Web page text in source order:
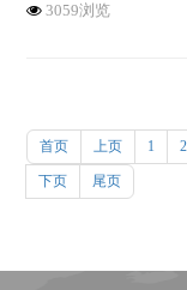
3059浏览
首页 上页 1 2
下页 尾页